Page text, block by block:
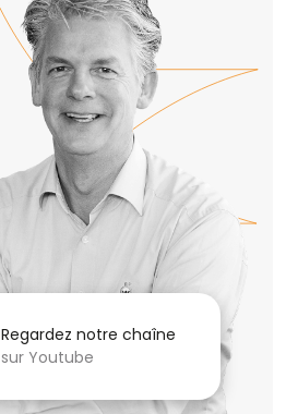
Regardez notre chaîne
sur Youtube